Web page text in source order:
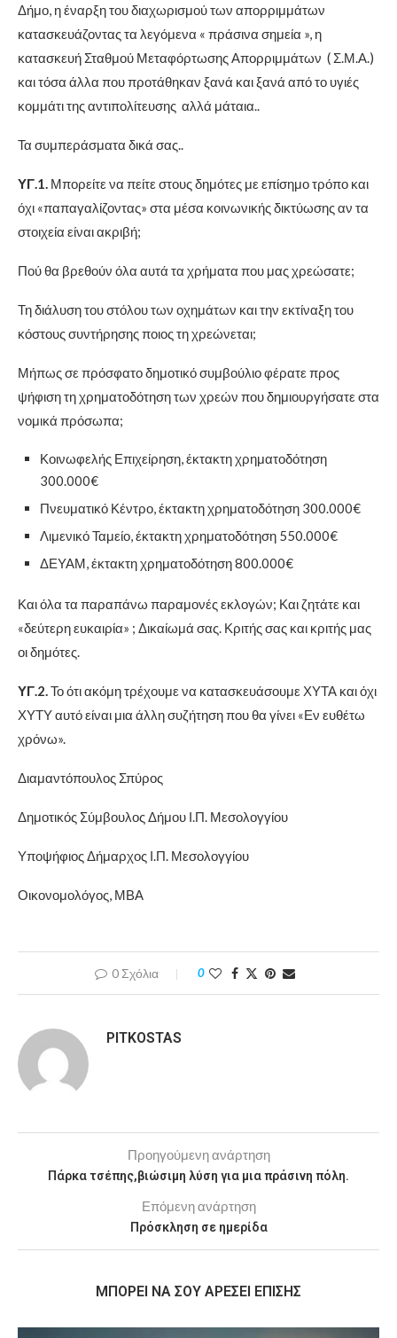
Δήμο, η έναρξη του διαχωρισμού των απορριμμάτων
κατασκευάζοντας τα λεγόμενα « πράσινα σημεία », η
κατασκευή Σταθμού Μεταφόρτωσης Απορριμμάτων ( Σ.Μ.Α.)
και τόσα άλλα που προτάθηκαν ξανά και ξανά από το υγιές
κομμάτι της αντιπολίτευσης αλλά μάταια..
Τα συμπεράσματα δικά σας..
ΥΓ.1. Μπορείτε να πείτε στους δημότες με επίσημο τρόπο και
όχι «παπαγαλίζοντας» στα μέσα κοινωνικής δικτύωσης αν τα
στοιχεία είναι ακριβή;
Πού θα βρεθούν όλα αυτά τα χρήματα που μας χρεώσατε;
Τη διάλυση του στόλου των οχημάτων και την εκτίναξη του
κόστους συντήρησης ποιος τη χρεώνεται;
Μήπως σε πρόσφατο δημοτικό συμβούλιο φέρατε προς
ψήφιση τη χρηματοδότηση των χρεών που δημιουργήσατε στα
νομικά πρόσωπα;
Κοινωφελής Επιχείρηση, έκτακτη χρηματοδότηση
300.000€
Πνευματικό Κέντρο, έκτακτη χρηματοδότηση 300.000€
Λιμενικό Ταμείο, έκτακτη χρηματοδότηση 550.000€
ΔΕΥΑΜ, έκτακτη χρηματοδότηση 800.000€
Και όλα τα παραπάνω παραμονές εκλογών; Και ζητάτε και
«δεύτερη ευκαιρία» ; Δικαίωμά σας. Κριτής σας και κριτής μας
οι δημότες.
ΥΓ.2.Το ότι ακόμη τρέχουμε να κατασκευάσουμε ΧΥΤΑ και όχι
ΧΥΤΥ αυτό είναι μια άλλη συζήτηση που θα γίνει «Εν ευθέτω
χρόνω».
Διαμαντόπουλος Σπύρος
Δημοτικός Σύμβουλος Δήμου Ι.Π. Μεσολογγίου
Υποψήφιος Δήμαρχος Ι.Π. Μεσολογγίου
Οικονομολόγος, ΜΒΑ
0 Σχόλια 0
PITKOSTAS
Προηγούμενη ανάρτηση
Πάρκα τσέπης,βιώσιμη λύση για μια πράσινη πόλη.
Επόμενη ανάρτηση
Πρόσκληση σε ημερίδα
MΠΟΡΕΊ ΝΑ ΣΟΥ ΑΡΈΣΕΙ ΕΠΊΣΗΣ